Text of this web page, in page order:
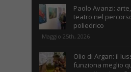
Paolo Avanzi:
teatro nel
poliedrico
Maggio 25th, 2026
Olio di Argan: il
funziona meglio